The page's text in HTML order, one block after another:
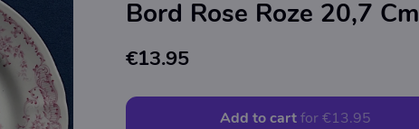
Bord Rose Roze 20,7 Cm
€13.95
Add to cart for €13.95